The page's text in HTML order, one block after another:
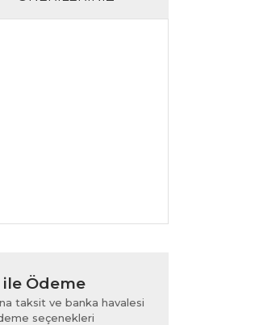
iletebilirsiniz.
ile Ödeme
taksit ve banka havalesi
seçenekleri